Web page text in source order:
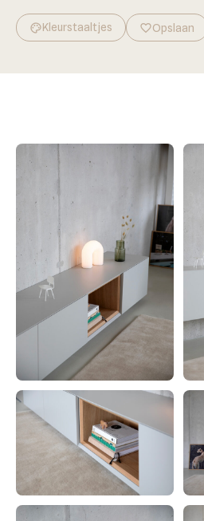
paletteKleurstaaltjes favorite_borderOpslaan